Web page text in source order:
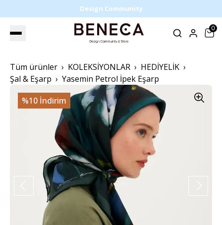
Design Community
0
Tüm ürünler KOLEKSİYONLAR
HEDİYELİK
Şal & Eşarp
Yasemin Petrol İpek Eşarp
%10 İndirim